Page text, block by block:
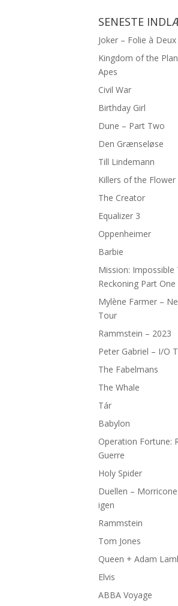
SENESTE
Joker – Folie à Deux
Kingdom of the
Apes
Civil War
Birthday Girl
Dune – Part Two
Den Grænseløse
Till Lindemann
Killers of the
The Creator
Equalizer 3
Oppenheimer
Barbie
Mission: Impossible
Reckoning Part One
Mylène Farmer –
Tour
Rammstein – 2023
Peter Gabriel – I/O
The Fabelmans
The Whale
Tár
Babylon
Operation Fortune:
Guerre
Holy Spider
Duellen –
igen
Rammstein
Tom Jones
Queen + Adam
Elvis
ABBA Voyage